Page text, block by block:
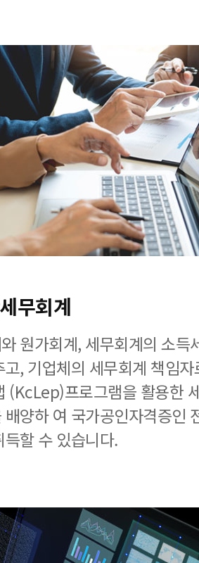
무회계
원가회계, 세무회계의 소득
고, 기업체의 세무회계 책임
(KcLep)프로그램을 활용한
배양하 여 국가공인자격증인
할 수 있습니다.